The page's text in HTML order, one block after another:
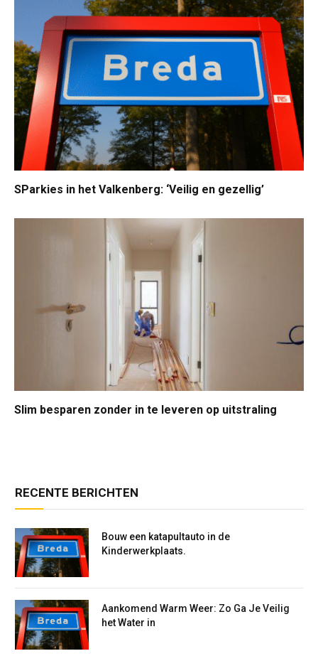
SParkies in het Valkenberg: ‘Veilig en gezellig’
Slim besparen zonder in te leveren op uitstraling
RECENTE BERICHTEN
Bouw een katapultauto in de
Kinderwerkplaats.
Aankomend Warm Weer: Zo Ga Je Veilig
het Water in